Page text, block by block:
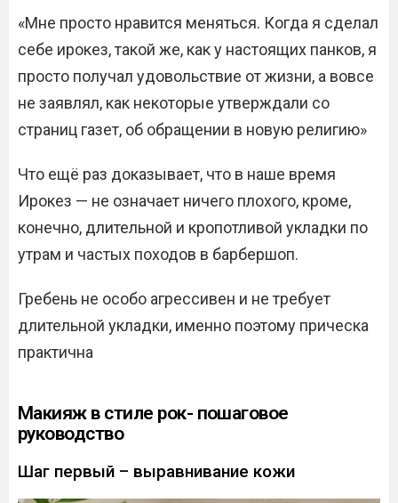
«Мне просто нравится меняться. Когда я сделал
себе ирокез, такой же, как у настоящих панков, я
просто получал удовольствие от жизни, а вовсе
не заявлял, как некоторые утверждали со
страниц газет, об обращении в новую религию»
Что ещё раз доказывает, что в наше время
Ирокез — не означает ничего плохого, кроме,
конечно, длительной и кропотливой укладки по
утрам и частых походов в барбершоп.
Гребень не особо агрессивен и не требует
длительной укладки, именно поэтому прическа
практична
Макияж в стиле рок- пошаговое
руководство
Шаг первый – выравнивание кожи